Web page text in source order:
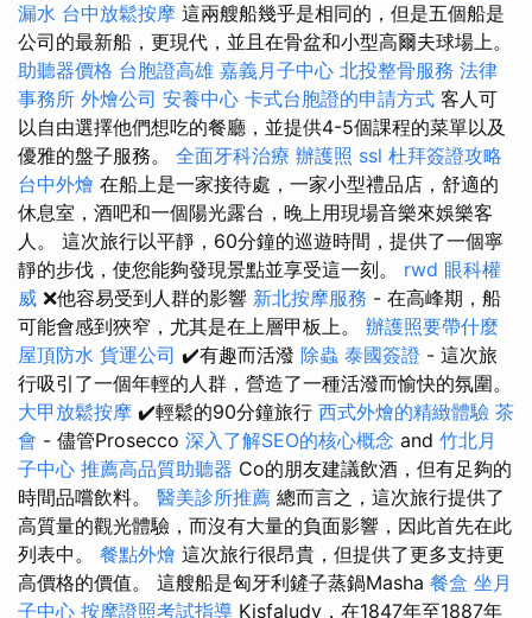
漏水 台中放鬆按摩 這兩艘船幾乎是相同的，但是五個船是
公司的最新船，更現代，並且在骨盆和小型高爾夫球場上。
助聽器價格 台胞證高雄 嘉義月子中心 北投整骨服務 法律
事務所 外燴公司 安養中心 卡式台胞證的申請方式 客人可
以自由選擇他們想吃的餐廳，並提供4-5個課程的菜單以及
優雅的盤子服務。 全面牙科治療 辦護照 ssl 杜拜簽證攻略
台中外燴 在船上是一家接待處，一家小型禮品店，舒適的
休息室，酒吧和一個陽光露台，晚上用現場音樂來娛樂客
人。 這次旅行以平靜，60分鐘的巡遊時間，提供了一個寧
靜的步伐，使您能夠發現景點並享受這一刻。 rwd 眼科權
威 ❌他容易受到人群的影響 新北按摩服務 - 在高峰期，船
可能會感到狹窄，尤其是在上層甲板上。 辦護照要帶什麼
屋頂防水 貨運公司 ✔️有趣而活潑 除蟲 泰國簽證 - 這次旅
行吸引了一個年輕的人群，營造了一種活潑而愉快的氛圍。
大甲放鬆按摩 ✔️輕鬆的90分鐘旅行 西式外燴的精緻體驗 茶
會 - 儘管Prosecco 深入了解SEO的核心概念 and 竹北月
子中心 推薦高品質助聽器 Co的朋友建議飲酒，但有足夠的
時間品嚐飲料。 醫美診所推薦 總而言之，這次旅行提供了
高質量的觀光體驗，而沒有大量的負面影響，因此首先在此
列表中。 餐點外燴 這次旅行很昂貴，但提供了更多支持更
高價格的價值。 這艘船是匈牙利鏟子蒸鍋Masha 餐盒 坐月
子中心 按摩證照考試指導 Kisfaludy，在1847年至1887年